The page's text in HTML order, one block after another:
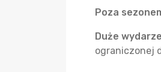
Poza
Duże
ograniczonej